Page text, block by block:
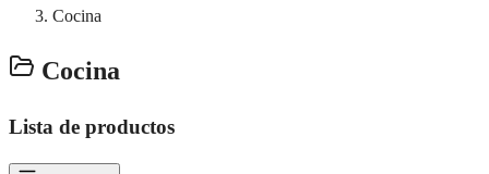
Cocina
Cocina
Lista de productos